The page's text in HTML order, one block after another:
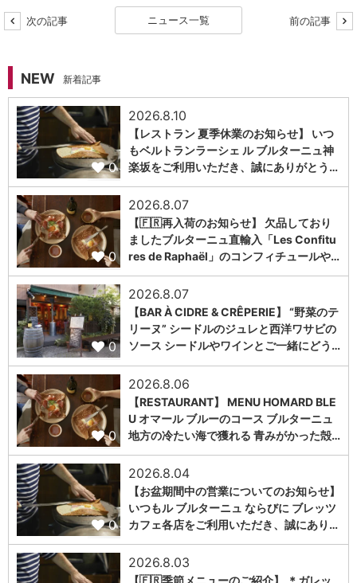
次の記事 ニュース一覧 前の記事
NEW 新着記事
0
2026.8.10
【レストラン 夏季休業のお知らせ】 いつ
もベルトランラーシェ ル ブルターニュ神
楽坂をご利用いただき、誠にありがとう…
0
2026.8.07
【🇫🇷再入荷のお知らせ】 欠品しており
ましたブルターニュ直輸入「Les Confitu
res de Raphaël」のコンフィチュールや…
0
2026.8.07
【BAR À CIDRE & CRÊPERIE】 “野菜のテ
リーヌ” シードルのジュレと西洋ワサビの
ソース シードルやワインとご一緒にどう…
0
2026.8.06
【RESTAURANT】 MENU HOMARD BLE
U オマール ブルーのコース ブルターニュ
地方の冷たい海で獲れる 青みがかった殻…
0
2026.8.04
【お盆期間中の営業についてのお知らせ】
いつもル ブルターニュ ならびに ブレッツ
カフェ各店をご利用いただき、誠にあり…
2026.8.03
【🇫🇷季節メニューのご紹介】 ＊ガレッ